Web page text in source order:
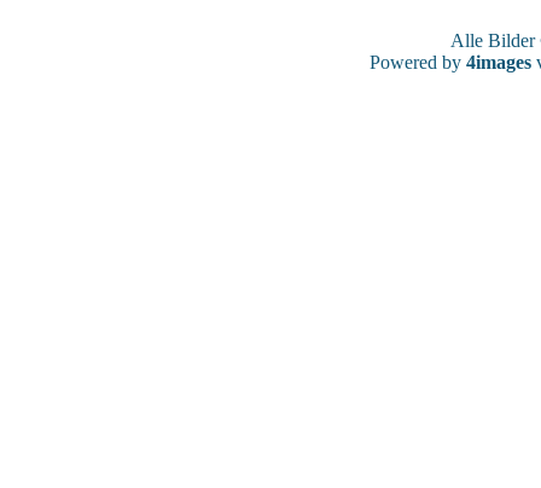
Alle
Powered by 4images